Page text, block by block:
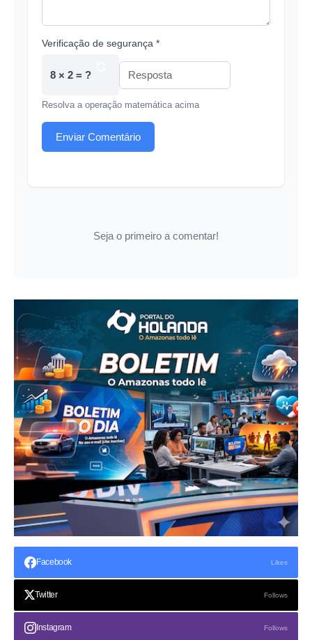
Verificação de segurança *
8 × 2 = ?
Resolva a operação matemática acima
Enviar Comentário
Seja o primeiro a comentar!
Facebook Likes
Twitter Follows
Instagram Follows